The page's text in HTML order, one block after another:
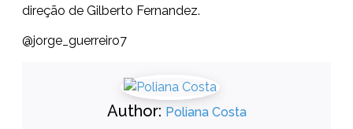
direção de Gilberto Fernandez.
@jorge_guerreiro7
Author: Poliana Costa